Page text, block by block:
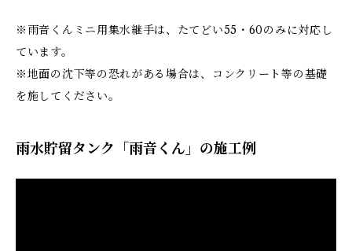
※雨音くんミニ用集水継手は、たてどい55・60のみに対応し
ています。
※地面の沈下等の恐れがある場合は、コンクリート等の基礎
を施してください。
雨水貯留タンク「雨音くん」の施工例